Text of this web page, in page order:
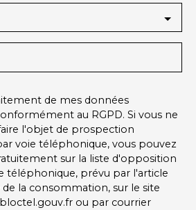
de mes données
au RGPD. Si vous ne
l'objet de prospection
voie téléphonique, vous pouvez
sur la liste d'opposition
téléphonique, prévu par l'article
de la consommation, sur le site
ou par courrier